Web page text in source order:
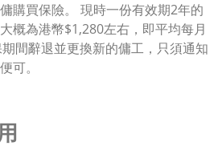
購買保險。 現時一份有效期2年的
概為港幣$1,280左右，即平均每月
間辭退並更換新的傭工，只須通知
可。